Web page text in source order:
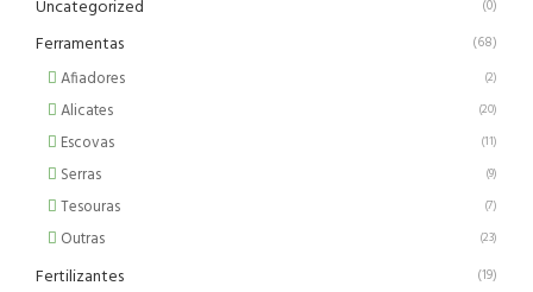
Uncategorized (0)
Ferramentas (68)
Afiadores (2)
Alicates (20)
Escovas (11)
Serras (9)
Tesouras (7)
Outras (23)
Fertilizantes (19)